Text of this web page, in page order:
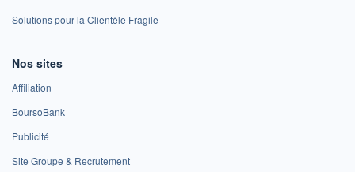
Solutions pour la Clientèle Fragile
Nos sites
Affiliation
BoursoBank
Publicité
Site Groupe & Recrutement